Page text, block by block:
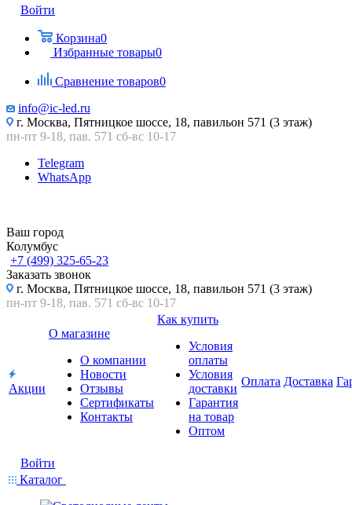
Войти
Корзина0
Избранные товары0
Сравнение товаров0
info@ic-led.ru
г. Москва, Пятницкое шоссе, 18, павильон 571 (3 этаж)
пн-пт 9-18, пав. 571 сб-вс 10-17
Telegram
WhatsApp
Ваш город
Колумбус
+7 (499) 325-65-23
Заказать звонок
г. Москва, Пятницкое шоссе, 18, павильон 571 (3 этаж)
пн-пт 9-18, пав. 571 сб-вс 10-17
Акции
О магазине
О компании
Новости
Отзывы
Сертификаты
Контакты
Как купить
Условия
оплаты
Условия
доставки
Гарантия
на товар
Оптом
Оплата Доставка
Войти
Каталог